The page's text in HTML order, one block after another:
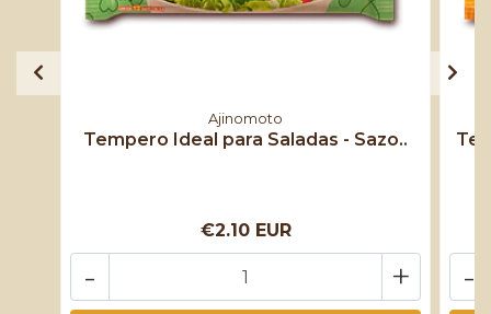
Ajinomoto
Tempero Ideal para Saladas - Sazo..
€2.10 EUR
+
- -